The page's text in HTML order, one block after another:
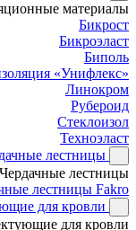
материалы
Бикрост
Бикроэласт
Биполь
«Унифлекс»
Линокром
Рубероид
Стеклоизол
Техноэласт
лестницы
Чердачные лестницы
лестницы Fakro
для кровли
для кровли